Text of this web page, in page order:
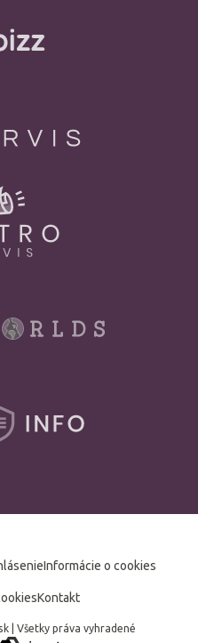
Informácie o cookies
Kontakt
Všetky práva vyhradené